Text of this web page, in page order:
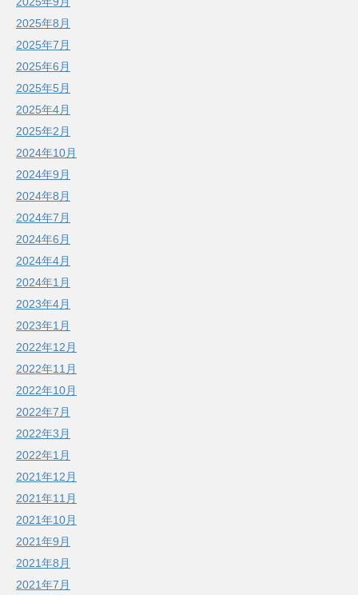
2025年8月
2025年7月
2025年6月
2025年5月
2025年4月
2025年2月
2024年10月
2024年9月
2024年8月
2024年7月
2024年6月
2024年4月
2024年1月
2023年4月
2023年1月
2022年12月
2022年11月
2022年10月
2022年7月
2022年3月
2022年1月
2021年12月
2021年11月
2021年10月
2021年9月
2021年8月
2021年7月